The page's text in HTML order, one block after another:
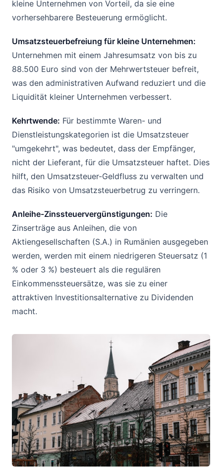
kleine Unternehmen von Vorteil, da sie eine
vorhersehbarere Besteuerung ermöglicht.
Umsatzsteuerbefreiung für kleine Unternehmen:
Unternehmen mit einem Jahresumsatz von bis zu
88.500 Euro sind von der Mehrwertsteuer befreit,
was den administrativen Aufwand reduziert und die
Liquidität kleiner Unternehmen verbessert.
Kehrtwende: Für bestimmte Waren- und
Dienstleistungskategorien ist die Umsatzsteuer
"umgekehrt", was bedeutet, dass der Empfänger,
nicht der Lieferant, für die Umsatzsteuer haftet. Dies
hilft, den Umsatzsteuer-Geldfluss zu verwalten und
das Risiko von Umsatzsteuerbetrug zu verringern.
Anleihe-Zinssteuervergünstigungen: Die
Zinserträge aus Anleihen, die von
Aktiengesellschaften (S.A.) in Rumänien ausgegeben
werden, werden mit einem niedrigeren Steuersatz (1
% oder 3 %) besteuert als die regulären
Einkommenssteuersätze, was sie zu einer
attraktiven Investitionsalternative zu Dividenden
macht.